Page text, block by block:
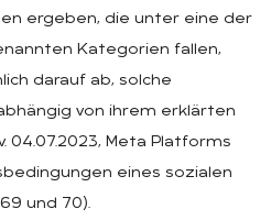
ergeben, die unter eine der
Kategorien fallen,
darauf ab, solche
von ihrem erklärten
04.07.2023, Meta Platforms
eines sozialen
und 70).